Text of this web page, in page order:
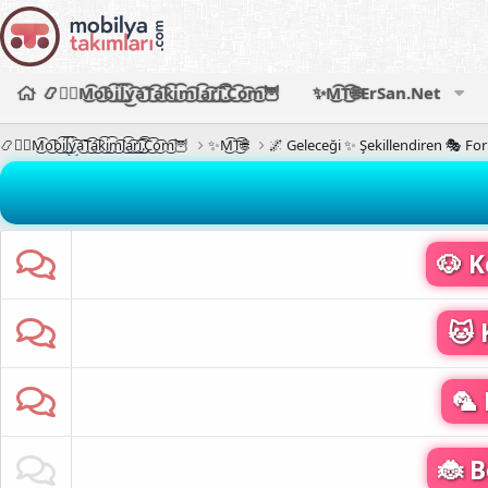
📿🧙‍♂️M͜͡o͜͡b͜͡i͜͡l͜͡y͜͡a͜͡T͜͡a͜͡k͜͡i͜͡m͜͡l͜͡a͜͡r͜͡i͜͡.͜͡C͜͡o͜͡m͜͡🦉 ✨M͜͡T͜͡🌐ErSan.Net
📿🧙‍♂️M͜͡o͜͡b͜͡i͜͡l͜͡y͜͡a͜͡T͜͡a͜͡k͜͡i͜͡m͜͡l͜͡a͜͡r͜͡i͜͡.͜͡C͜͡o͜͡m͜͡🦉 ✨M͜͡T͜͡🌐 🌌 Geleceği ✨ Şekillendiren 🎭
🐶
🐱
🦜
🐞